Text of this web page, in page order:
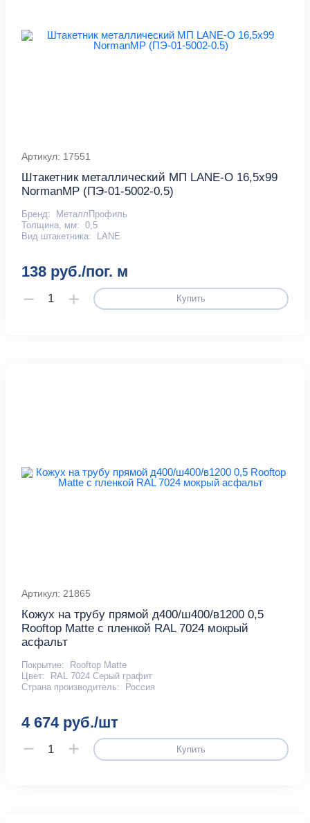
Артикул: 17551
Штакетник металлический МП LАNE-O 16,5х99
NormanMP (ПЭ-01-5002-0.5)
Бренд:
МеталлПрофиль
Толщина, мм: 0,5
Вид штакетника:
LАNE
138 руб./пог. м
Купить
Артикул: 21865
Кожух на трубу прямой д400/ш400/в1200 0,5
Rooftop Matte с пленкой RAL 7024 мокрый
асфальт
Покрытие:
Rooftop Matte
Цвет:
RAL 7024 Серый графит
Страна производитель:
Россия
4 674 руб./шт
Купить